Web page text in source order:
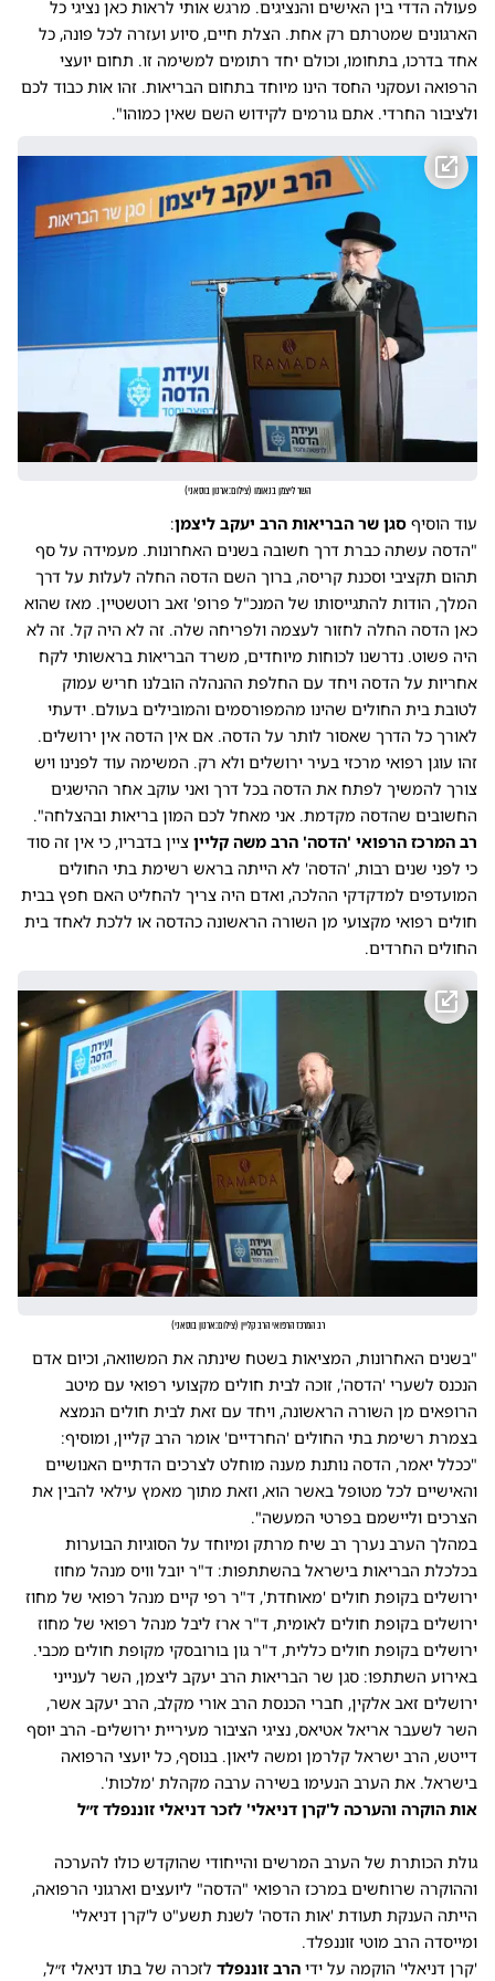
פעולה הדדי בין האישים והנציגים. מרגש אותי לראות כאן נציגי כל
הארגונים שמטרתם רק אחת. הצלת חיים, סיוע ועזרה לכל פונה, כל
אחד בדרכו, בתחומו, וכולם יחד רתומים למשימה זו. תחום יועצי
הרפואה ועסקני החסד הינו מיוחד בתחום הבריאות. זהו אות כבוד לכם
ולציבור החרדי. אתם גורמים לקידוש השם שאין כמוהו".
השר ליצמן בנאומו (צילום:ארנון בוסאני)
עוד הוסיף סגן שר הבריאות הרב יעקב ליצמן:
"הדסה עשתה כברת דרך חשובה בשנים האחרונות. מעמידה על סף
תהום תקציבי וסכנת קריסה, ברוך השם הדסה החלה לעלות על דרך
המלך, הודות להתגייסותו של המנכ"ל פרופ' זאב רוטשטיין. מאז שהוא
כאן הדסה החלה לחזור לעצמה ולפריחה שלה. זה לא היה קל. זה לא
היה פשוט. נדרשנו לכוחות מיוחדים, משרד הבריאות בראשותי לקח
אחריות על הדסה ויחד עם החלפת ההנהלה הובלנו חריש עמוק
לטובת בית החולים שהינו מהמפורסמים והמובילים בעולם. ידעתי
לאורך כל הדרך שאסור לותר על הדסה. אם אין הדסה אין ירושלים.
זהו עוגן רפואי מרכזי בעיר ירושלים ולא רק. המשימה עוד לפנינו ויש
צורך להמשיך לפתח את הדסה בכל דרך ואני עוקב אחר ההישגים
החשובים שהדסה מקדמת. אני מאחל לכם המון בריאות ובהצלחה".
רב המרכז הרפואי 'הדסה' הרב משה קליין ציין בדבריו, כי אין זה סוד
כי לפני שנים רבות, 'הדסה' לא הייתה בראש רשימת בתי החולים
המועדפים למדקדקי ההלכה, ואדם היה צריך להחליט האם חפץ בבית
חולים רפואי מקצועי מן השורה הראשונה כהדסה או ללכת לאחד בית
החולים החרדים.
רב המרכז הרפואי הרב קליין (צילום:ארנון בוסאני)
"בשנים האחרונות, המציאות בשטח שינתה את המשוואה, וכיום אדם
הנכנס לשערי 'הדסה', זוכה לבית חולים מקצועי רפואי עם מיטב
הרופאים מן השורה הראשונה, ויחד עם זאת לבית חולים הנמצא
בצמרת רשימת בתי החולים 'החרדיים' אומר הרב קליין, ומוסיף:
"ככלל יאמר, הדסה נותנת מענה מוחלט לצרכים הדתיים האנושיים
והאישיים לכל מטופל באשר הוא, וזאת מתוך מאמץ עילאי להבין את
הצרכים וליישמם בפרטי המעשה".
במהלך הערב נערך רב שיח מרתק ומיוחד על הסוגיות הבוערות
בכלכלת הבריאות בישראל בהשתתפות: ד"ר יובל וויס מנהל מחוז
ירושלים בקופת חולים 'מאוחדת', ד"ר רפי קיים מנהל רפואי של מחוז
ירושלים בקופת חולים לאומית, ד"ר ארז ליבל מנהל רפואי של מחוז
ירושלים בקופת חולים כללית, ד"ר גון בורובסקי מקופת חולים מכבי.
באירוע השתתפו: סגן שר הבריאות הרב יעקב ליצמן, השר לענייני
ירושלים זאב אלקין, חברי הכנסת הרב אורי מקלב, הרב יעקב אשר,
השר לשעבר אריאל אטיאס, נציגי הציבור מעיריית ירושלים- הרב יוסף
דייטש, הרב ישראל קלרמן ומשה ליאון. בנוסף, כל יועצי הרפואה
בישראל. את הערב הנעימו בשירה ערבה מקהלת 'מלכות'.
אות הוקרה והערכה ל'קרן דניאלי' לזכר דניאלי זוננפלד ז״ל
גולת הכותרת של הערב המרשים והייחודי שהוקדש כולו להערכה
וההוקרה שרוחשים במרכז הרפואי "הדסה" ליועצים וארגוני הרפואה,
הייתה הענקת תעודת 'אות הדסה' לשנת תשע"ט ל'קרן דניאלי'
ומייסדה הרב מוטי זוננפלד.
'קרן דניאלי' הוקמה על ידי הרב זוננפלד לזכרה של בתו דניאלי ז״ל,